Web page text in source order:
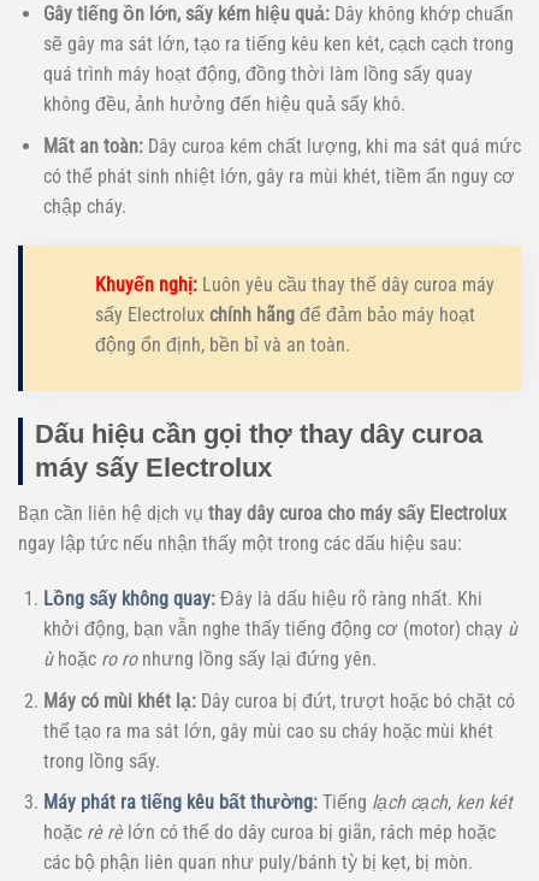
Gây tiếng ồn lớn, sấy kém hiệu quả:Dây không khớp chuẩn
sẽ gây ma sát lớn, tạo ra tiếng kêu ken két, cạch cạch trong
quá trình máy hoạt động, đồng thời làm lồng sấy quay
không đều, ảnh hưởng đến hiệu quả sấy khô.
Mất an toàn:Dây curoa kém chất lượng, khi ma sát quá mức
có thể phát sinh nhiệt lớn, gây ra mùi khét, tiềm ẩn nguy cơ
chập cháy.
Khuyến nghị: Luôn yêu cầu thay thế dây curoa máy
sấy Electrolux chính hãng để đảm bảo máy hoạt
động ổn định, bền bỉ và an toàn.
Dấu hiệu cần gọi thợ thay dây curoa
máy sấy Electrolux
Bạn cần liên hệ dịch vụ thay dây curoa cho máy sấy Electrolux
ngay lập tức nếu nhận thấy một trong các dấu hiệu sau:
Lồng sấy không quay:Đây là dấu hiệu rõ ràng nhất. Khi
khởi động, bạn vẫn nghe thấy tiếng động cơ (motor) chạy ù
ùhoặc ro ronhưng lồng sấy lại đứng yên.
Máy có mùi khét lạ:Dây curoa bị đứt, trượt hoặc bó chặt có
thể tạo ra ma sát lớn, gây mùi cao su cháy hoặc mùi khét
trong lồng sấy.
Máy phát ra tiếng kêu bất thường:Tiếng lạch cạch, ken két
hoặc rè rèlớn có thể do dây curoa bị giãn, rách mép hoặc
các bộ phận liên quan như puly/bánh tỳ bị kẹt, bị mòn.